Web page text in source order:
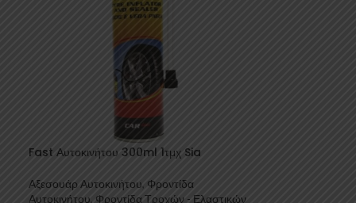
Fast Αυτοκινήτου 300ml 1τμχ Sia
Αξεσουάρ Αυτοκινήτου, Φροντίδα
Αυτοκινήτου, Φροντίδα Τροχών - Ελαστικών